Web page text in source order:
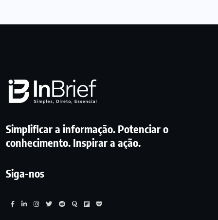
Simplificar a informação. Potenciar o
conhecimento. Inspirar a ação.
Siga-nos